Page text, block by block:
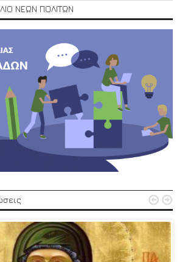
ΝΕΩΝ ΠΟΛΙΤΩΝ
 